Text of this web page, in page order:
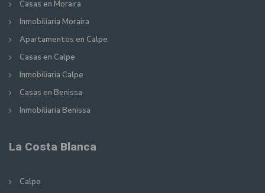
Casas en Moraira
Inmobiliaria Moraira
Apartamentos en Calpe
Casas en Calpe
Inmobiliaria Calpe
Casas en Benissa
Inmobiliaria Benissa
La Costa Blanca
Calpe